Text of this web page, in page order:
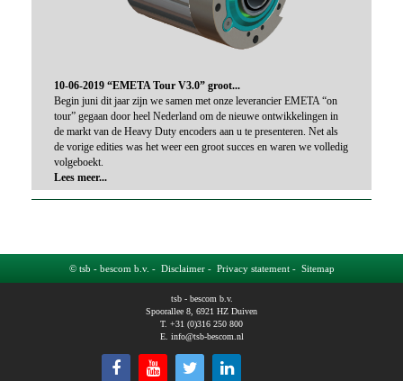
10-06-2019 “EMETA Tour V3.0” groot...
Begin juni dit jaar zijn we samen met onze leverancier EMETA “on
tour” gegaan door heel Nederland om de nieuwe ontwikkelingen in
de markt van de Heavy Duty encoders aan u te presenteren. Net als
de vorige edities was het weer een groot succes en waren we volledig
volgeboekt.
Lees meer...
© tsb - bescom b.v. - Disclaimer- Privacy statement- Sitemap
tsb - bescom b.v.
Spoorallee 8, 6921 HZ Duiven
T. +31 (0)316 250 800
E. info@tsb-bescom.nl